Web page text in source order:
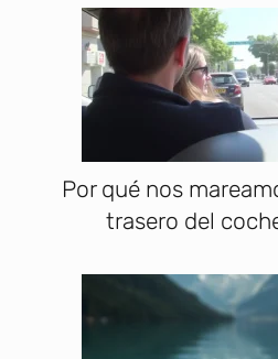
Por qué nos
trasero del